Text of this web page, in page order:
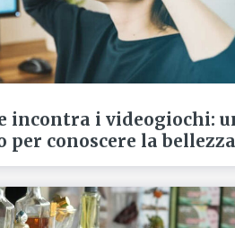
incontra i videogiochi:
per conoscere la bellezza